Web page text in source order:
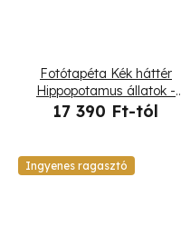
Fotótapéta Kék háttér
Hippopotamus állatok -
Andrea Haase
17 390 Ft-tól
Ingyenes ragasztó